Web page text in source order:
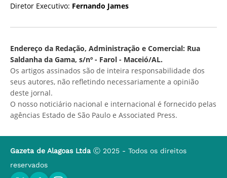
Diretor Executivo: Fernando James
Endereço da Redação, Administração e Comercial: Rua
Saldanha da Gama, s/nº - Farol - Maceió/AL.
Os artigos assinados são de inteira responsabilidade dos
seus autores, não refletindo necessariamente a opinião
deste jornal.
O nosso noticiário nacional e internacional é fornecido pelas
agências Estado de São Paulo e Associated Press.
Gazeta de Alagoas Ltda Ⓒ 2025 - Todos os direitos
reservados